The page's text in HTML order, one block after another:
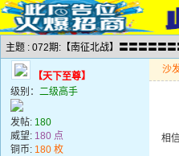
主题 : 072期:【南征北战】〓〓〓〓〓
【天下至尊】
级别： 二级高手
发帖: 180
威望: 180 点
铜币: 180 枚
沙
相